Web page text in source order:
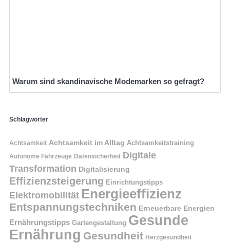
Warum sind skandinavische Modemarken so gefragt?
Schlagwörter
Achtsamkeit Achtsamkeit im Alltag Achtsamkeitstraining
Autonome Fahrzeuge Datensicherheit Digitale
Transformation Digitalisierung
Effizienzsteigerung Einrichtungstipps
Elektromobilität Energieeffizienz
Entspannungstechniken Erneuerbare Energien
Ernährungstipps Gartengestaltung Gesunde
Ernährung Gesundheit Herzgesundheit